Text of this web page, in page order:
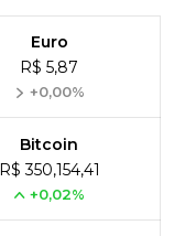
Euro
R$ 5,87
+0,00%
Bitcoin
R$ 350,154,41
+0,02%